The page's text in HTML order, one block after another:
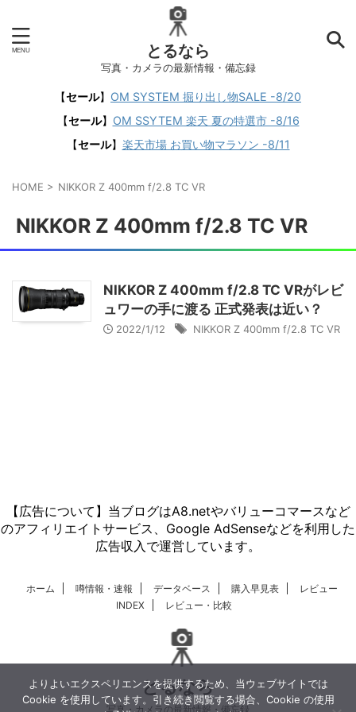
とるなら
写真・カメラの最新情報・備忘録
【セール】 OM SYSTEM 掘り出し物SALE -8/20
【セール】 OM SSYTEM 楽天 夏の特選市 -8/16
【セール】 楽天市場 お買い物マラソン -8/11
HOME > NIKKOR Z 400mm f/2.8 TC VR
NIKKOR Z 400mm f/2.8 TC VR
NIKKOR Z 400mm f/2.8 TC VRがレビ
ュワーの手に渡る 正式発表は近い？
2022/1/12 NIKKOR Z 400mm f/2.8 TC VR
【広告について】当ブログはA8.netやバリューコマースなど
のアフィリエイトサービス、Google AdSenseなどを利用した
広告収入で運営しています。
ホーム 噂情報・速報 データベース 購入早見表
レビュー
INDEX
レビュー・比較
とるなら
写真・カメラの最新情報・備忘録
よりよいエクスペリエンスを提供するため、当ウェブサイトでは
Cookie を使用しています。引き続き閲覧する場合、Cookie の使用